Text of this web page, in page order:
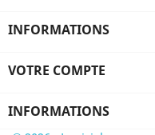
INFORMATIONS
VOTRE COMPTE
INFORMATIONS